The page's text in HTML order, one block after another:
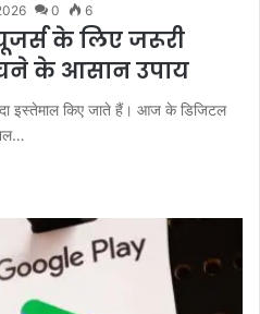
0 6
के लिए जरूरी
के आसान उपाय
इस्तेमाल किए जाते हैं। आज के डिजिटल